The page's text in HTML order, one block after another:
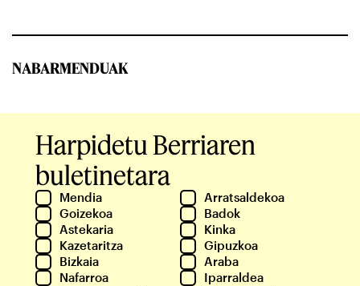
NABARMENDUAK
Harpidetu Berriaren
buletinetara
Mendia
Arratsaldekoa
Goizekoa
Badok
Astekaria
Kinka
Kazetaritza
Gipuzkoa
Bizkaia
Araba
Nafarroa
Iparraldea